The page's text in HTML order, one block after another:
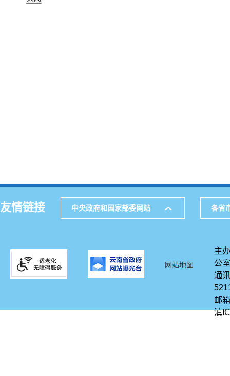
友情链接 中央政府和国家部委网站 各省
网站地图
主
公室
通
邮
滇